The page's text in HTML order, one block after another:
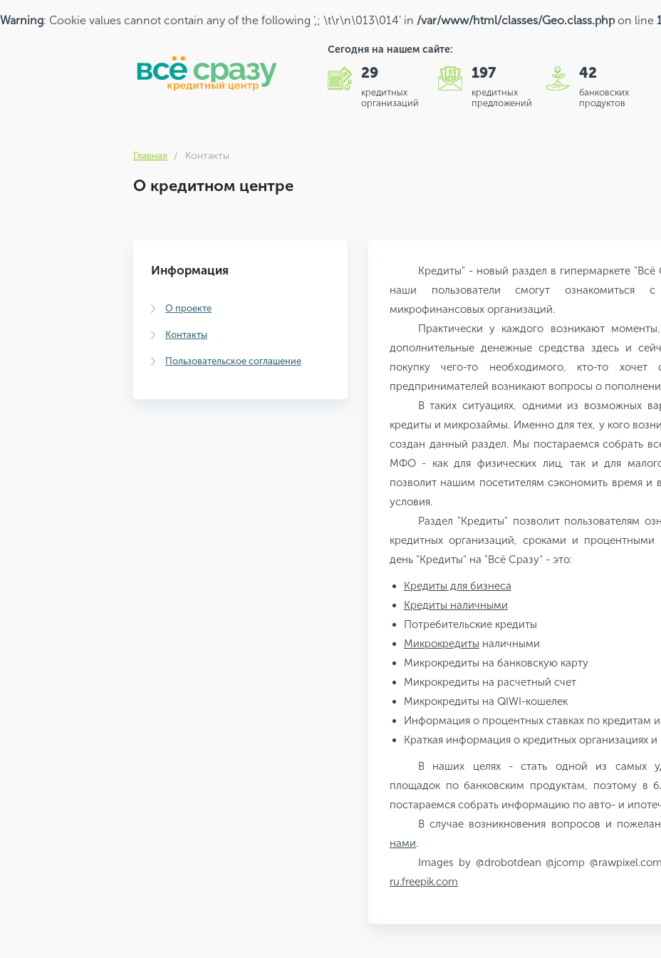
Warning: Cookie values cannot contain any of the following ',; \t\r\n\013\014' in /var/www/html/classes/Geo.class.phpon line
Сегодня на нашем сайте:
29
кредитных
организаций
197
кредитных
предложений
42
банковских
продуктов
Главная Контакты
О кредитном центре
Информация
О проекте
Контакты
Пользовательское соглашение
Кредиты" - новый раздел в гипермаркете "Всё
наши пользователи смогут ознакомиться
микрофинансовых организаций.
Практически у каждого возникают моменты,
дополнительные денежные средства здесь и
покупку чего-то необходимого, кто-то
предпринимателей возникают вопросы о
В таких ситуациях, одними из возможных
кредиты и микрозаймы. Именно для тех, у кого
создан данный раздел. Мы постараемся собрать
МФО - как для физических лиц, так и для
позволит нашим посетителям сэкономить время
условия.
Раздел "Кредиты" позволит пользователям
кредитных организаций, сроками и процентными
день "Кредиты" на "Всё Сразу" - это:
Кредиты для бизнеса
Кредиты наличными
Потребительские кредиты
Микрокредиты наличными
Микрокредиты на банковскую карту
Микрокредиты на расчетный счет
Микрокредиты на QIWI-кошелек
Информация о процентных ставках по кредитам
Краткая информация о кредитных организациях и
В наших целях - стать одной из самых
площадок по банковским продуктам, поэтому в
постараемся собрать информацию по авто- и
В случае возникновения вопросов и
нами.
Images by @drobotdean @jcomp
ru.freepik.com